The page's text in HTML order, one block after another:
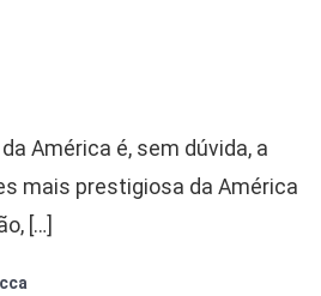
América é, sem dúvida, a
mais prestigiosa da América
[…]